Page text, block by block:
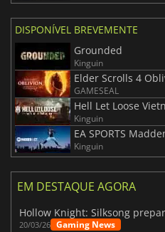
DISPONÍVEL BREVEMENTE
Grounded
Kinguin
Elder Scrolls 4
GAMESEAL
Hell Let Loose
Kinguin
EA SPORTS
Kinguin
EM DESTAQUE AGORA
20/03/26 Gaming News